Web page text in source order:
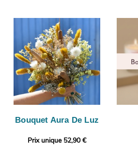
Bouquet Aura De Luz
Prix unique 52,90 €